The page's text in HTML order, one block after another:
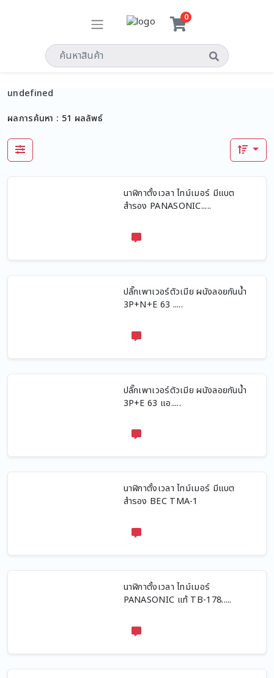
0
undefined
ผลการค้นหา : 51 ผลลัพธ์
นาฬิกาตั้งเวลา ไทม์เมอร์ มีแบต
สำรอง PANASONIC.....
ปลั๊กเพาเวอร์ตัวเมีย ผนังลอยกันน้ำ
3P+N+E 63 .....
ปลั๊กเพาเวอร์ตัวเมีย ผนังลอยกันน้ำ
3P+E 63 แอ.....
นาฬิกาตั้งเวลา ไทม์เมอร์ มีแบต
สำรอง BEC TMA-1
นาฬิกาตั้งเวลา ไทม์เมอร์
PANASONIC แท้ TB-178.....